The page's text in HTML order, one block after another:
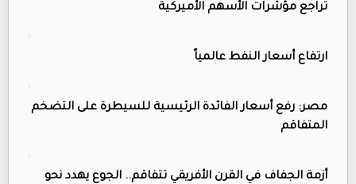
تراجع مؤشرات الأسهم الأميركية
ارتفاع أسعار النفط عالمياً
مصر: رفع أسعار الفائدة الرئيسية للسيطرة على التضخم
المتفاقم
أزمة الجفاف في القرن الأفريقي تتفاقم.. الجوع يهدد نحو